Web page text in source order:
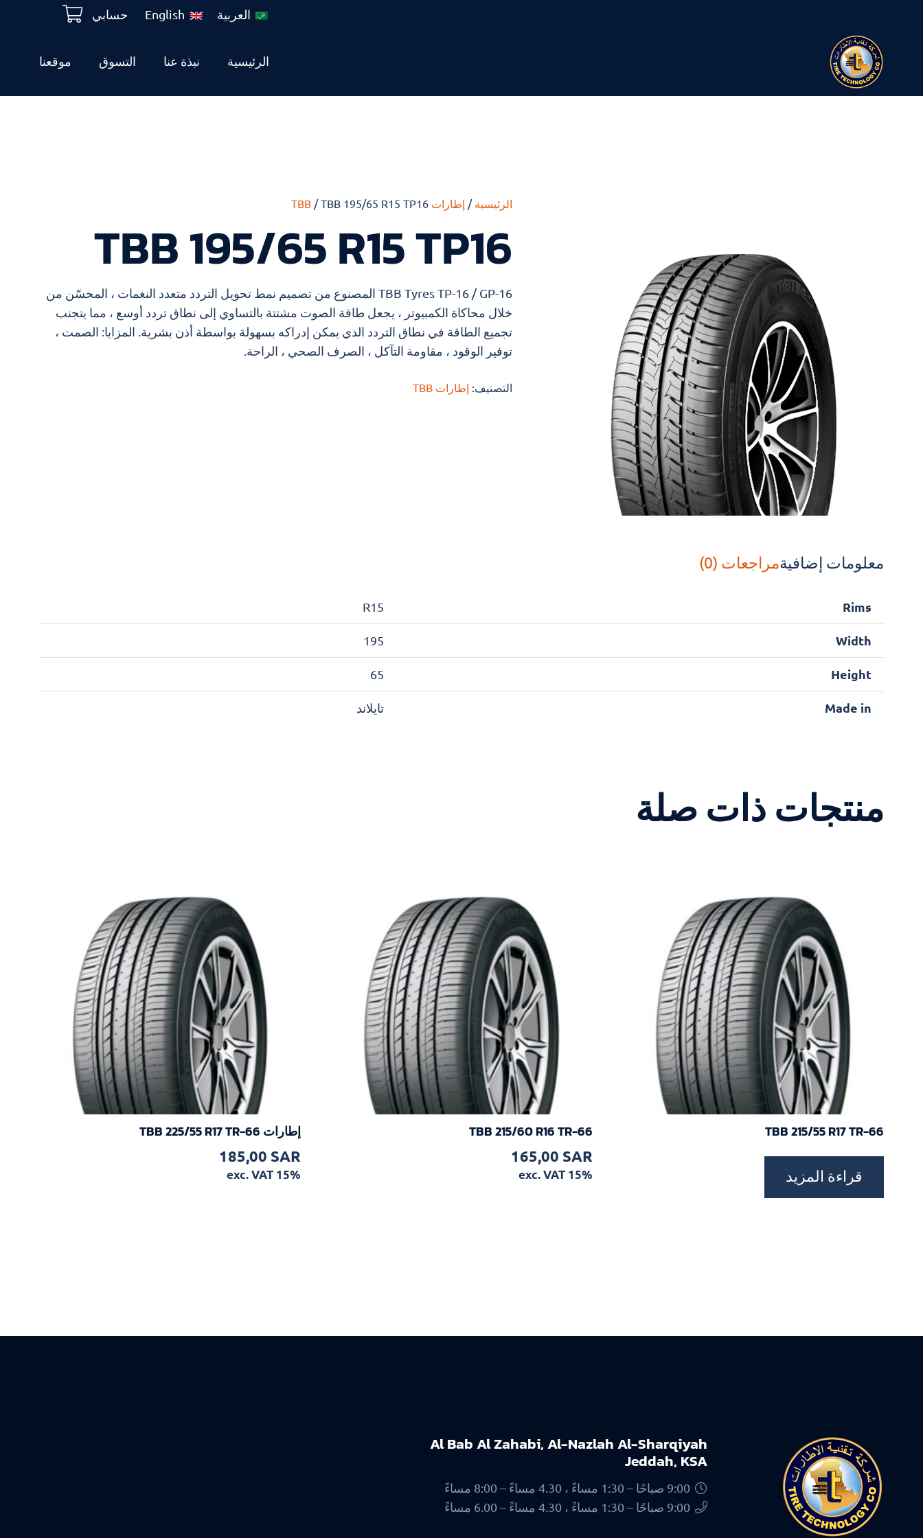
العربية English حسابي
الرئيسية نبذة عنا التسوق موقعنا
الرئيسية / إطارات TBB/ TBB 195/65 R15 TP16
TBB 195/65 R15 TP16
TBB Tyres TP-16 / GP-16 المصنوع من تصميم نمط تحويل التردد متعدد النغمات ، المحسّن من
خلال محاكاة الكمبيوتر ، يجعل طاقة الصوت مشتتة بالتساوي إلى نطاق تردد أوسع ، مما يتجنب
تجميع الطاقة في نطاق التردد الذي يمكن إدراكه بسهولة بواسطة أذن بشرية. المزايا: الصمت ،
توفير الوقود ، مقاومة التآكل ، الصرف الصحي ، الراحة.
التصنيف: إطارات TBB
معلومات إضافيةمراجعات (0)
Rims
R15
Width
195
Height
65
Made in تايلاند
منتجات ذات صلة
TBB 215/55 R17 TR-66
قراءة المزيد
TBB 215/60 R16 TR-66
165,00 SAR
exc. VAT 15%
إطارات TBB 225/55 R17 TR-66
185,00 SAR
exc. VAT 15%
Al Bab Al Zahabi, Al-Nazlah Al-Sharqiyah
Jeddah, KSA
9:00 صباحًا – 1:30 مساءً ، 4.30 مساءً – 8:00 مساءً
9:00 صباحًا – 1:30 مساءً ، 4.30 مساءً – 6.00 مساءً